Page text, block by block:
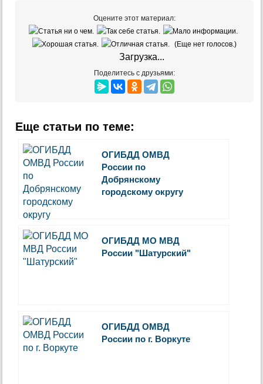
Оцените этот материал:
(Еще нет голосов.)
Загрузка...
Поделитесь с друзьями:
Еще статьи по теме:
ОГИБДД ОМВД
России по
Добрянскому
городскому округу
ОГИБДД МО МВД
России "Шатурский"
ОГИБДД ОМВД
России по г. Воркуте